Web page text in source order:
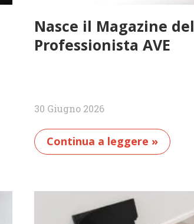
Nasce il Magazine del
Professionista AVE
30 Giugno 2026
Continua a leggere »